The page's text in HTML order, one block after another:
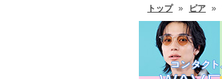
トップ » ピア »